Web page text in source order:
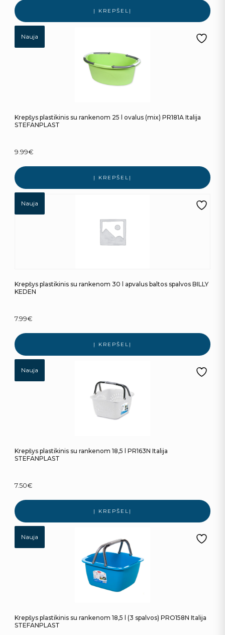
Į KREPŠELĮ
Nauja
Krepšys plastikinis su rankenom 25 l ovalus (mix) PR181A Italija
STEFANPLAST
9.99€
Į KREPŠELĮ
Nauja
Krepšys plastikinis su rankenom 30 l apvalus baltos spalvos BILLY
KEDEN
7.99€
Į KREPŠELĮ
Nauja
Krepšys plastikinis su rankenom 18,5 l PR163N Italija
STEFANPLAST
7.50€
Į KREPŠELĮ
Nauja
Krepšys plastikinis su rankenom 18,5 l (3 spalvos) PRO158N Italija
STEFANPLAST